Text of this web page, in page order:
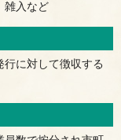
雑入など
に対して徴収する